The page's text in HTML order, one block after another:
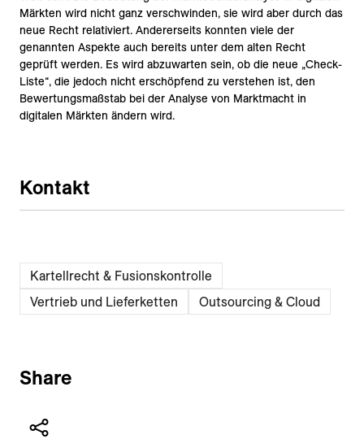
Märkten wird nicht ganz verschwinden, sie wird aber durch das
neue Recht relativiert. Andererseits konnten viele der
genannten Aspekte auch bereits unter dem alten Recht
geprüft werden. Es wird abzuwarten sein, ob die neue „Check-
Liste“, die jedoch nicht erschöpfend zu verstehen ist, den
Bewertungsmaßstab bei der Analyse von Marktmacht in
digitalen Märkten ändern wird.
Kontakt
Kartellrecht & Fusionskontrolle
Vertrieb und Lieferketten
Outsourcing & Cloud
Share